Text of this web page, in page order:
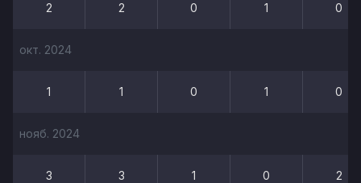
2 2 0 1 0
окт. 2024
1 1 0 1 0
нояб. 2024
3 3 1 0 2